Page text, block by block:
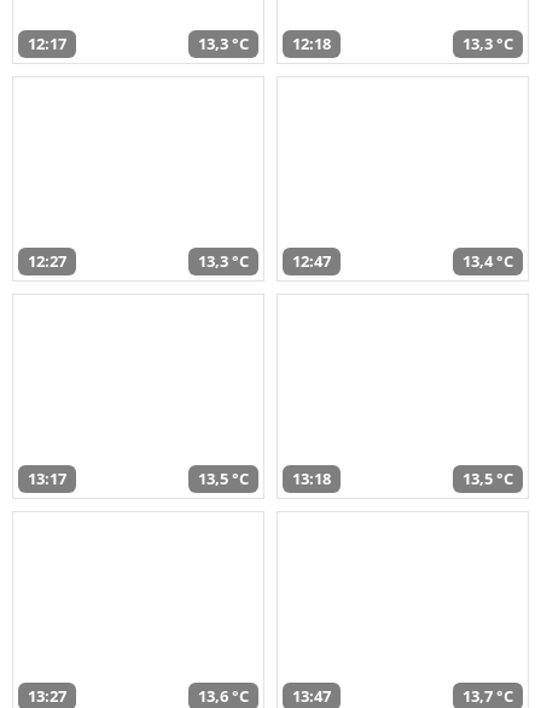
12:17 13,3 °C 12:18 13,3 °C
12:27 13,3 °C 12:47 13,4 °C
13:17 13,5 °C 13:18 13,5 °C
13:27 13,6 °C 13:47 13,7 °C